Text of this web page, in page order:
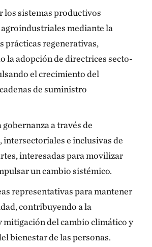
los sistemas productivos
agroindustriales mediante la
prácticas re­generativas,
la adopción de directrices secto­
el crecimiento del
de suministro
a través de
inter­sectoriales e inclusivas de
interesadas para movilizar
un cambio sistémico.
representativas para mantener
contribuyendo a la
mitigación del cambio climático y
bienestar de las personas.